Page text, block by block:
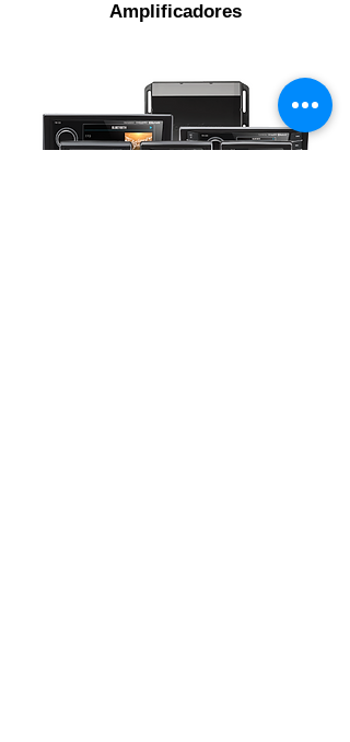
Amplificadores